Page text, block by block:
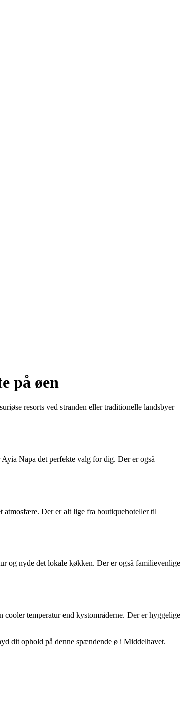
på øen
resorts ved stranden eller traditionelle landsbyer
Napa det perfekte valg for dig. Der er også
atmosfære. Der er alt lige fra boutiquehoteller til
og nyde det lokale køkken. Der er også familievenlige
temperatur end kystområderne. Der er hyggelige
dit ophold på denne spændende ø i Middelhavet.